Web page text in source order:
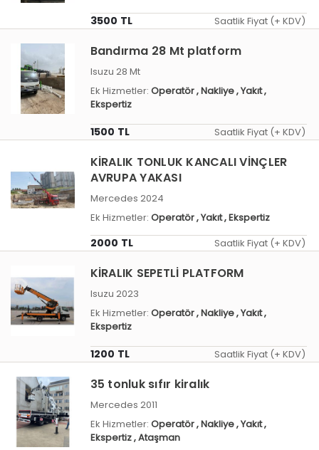
3500 TL Saatlik Fiyat (+ KDV)
Bandırma 28 Mt platform
Isuzu 28 Mt
Ek Hizmetler: Operatör, Nakliye, Yakıt,
Ekspertiz
1500 TL Saatlik Fiyat (+ KDV)
KİRALIK TONLUK KANCALI VİNÇLER
AVRUPA YAKASI
Mercedes 2024
Ek Hizmetler: Operatör, Yakıt, Ekspertiz
2000 TL Saatlik Fiyat (+ KDV)
KİRALIK SEPETLİ PLATFORM
Isuzu 2023
Ek Hizmetler: Operatör, Nakliye, Yakıt,
Ekspertiz
1200 TL Saatlik Fiyat (+ KDV)
35 tonluk sıfır kiralık
Mercedes 2011
Ek Hizmetler: Operatör, Nakliye, Yakıt,
Ekspertiz, Ataşman